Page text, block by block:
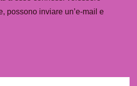
possono inviare un’e-mail e